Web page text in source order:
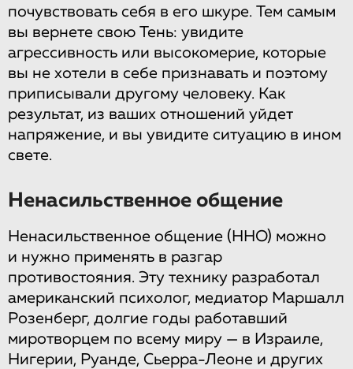
почувствовать себя в его шкуре. Тем самым
вы вернете свою Тень: увидите
агрессивность или высокомерие, которые
вы не хотели в себе признавать и поэтому
приписывали другому человеку. Как
результат, из ваших отношений уйдет
напряжение, и вы увидите ситуацию в ином
свете.
Ненасильственное общение
Ненасильственное общение (ННО) можно
и нужно применять в разгар
противостояния. Эту технику разработал
американский психолог, медиатор Маршалл
Розенберг, долгие годы работавший
миротворцем по всему миру — в Израиле,
Нигерии, Руанде, Сьерра-Леоне и других